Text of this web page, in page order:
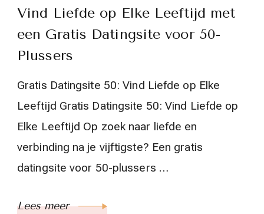
Vind Liefde op Elke Leeftijd met
een Gratis Datingsite voor 50-
Plussers
Gratis Datingsite 50: Vind Liefde op Elke
Leeftijd Gratis Datingsite 50: Vind Liefde op
Elke Leeftijd Op zoek naar liefde en
verbinding na je vijftigste? Een gratis
datingsite voor 50-plussers …
Lees meer